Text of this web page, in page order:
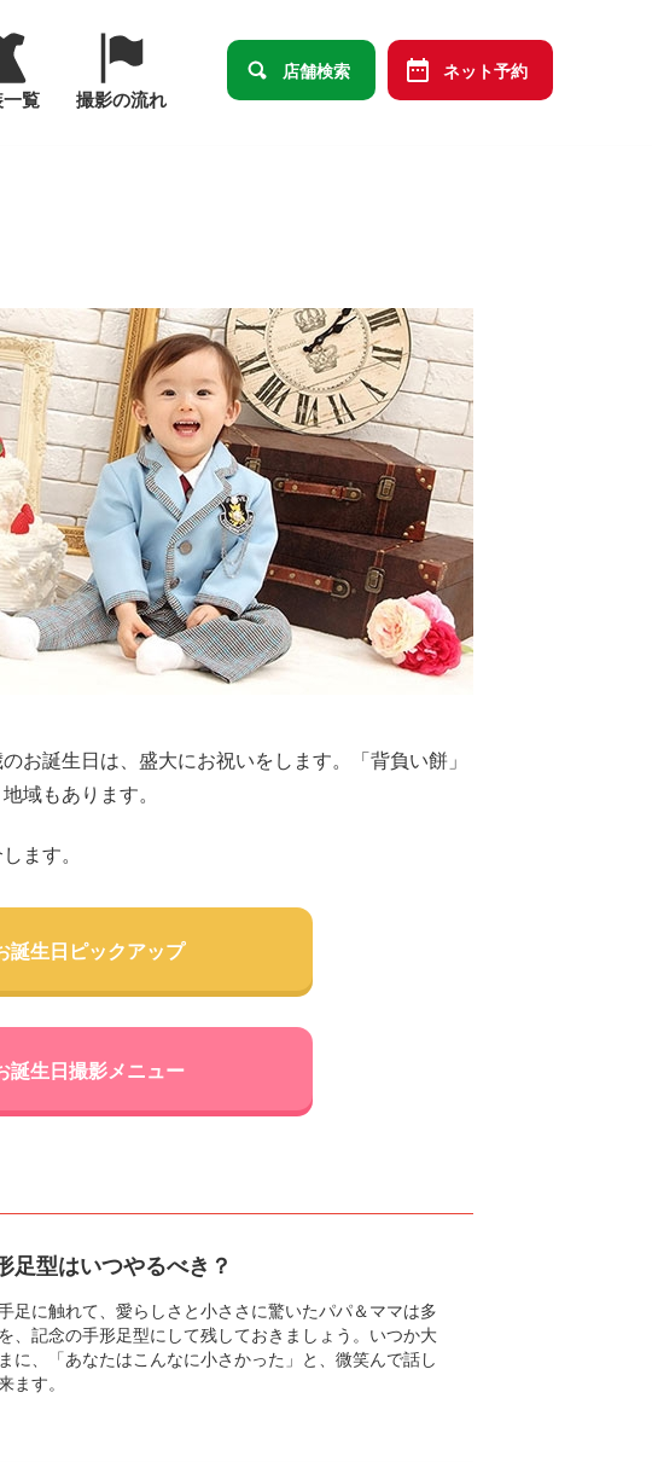
覧 撮影の流れ
店舗検索 ネット予約
お誕生日は、盛大にお祝いをします。「背負い餅」
域もあります。
ます。
誕生日ピックアップ
誕生日撮影メニュー
足型はいつやるべき？
足に触れて、愛らしさと小ささに驚いたパパ＆ママは多
、記念の手形足型にして残しておきましょう。いつか大
に、「あなたはこんなに小さかった」と、微笑んで話し
ます。